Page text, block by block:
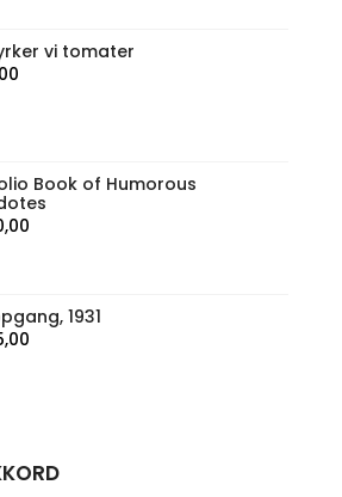
vi tomater
Book of Humorous
1931